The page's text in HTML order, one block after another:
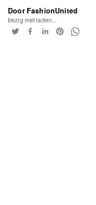
Door FashionUnited
bezig met laden...